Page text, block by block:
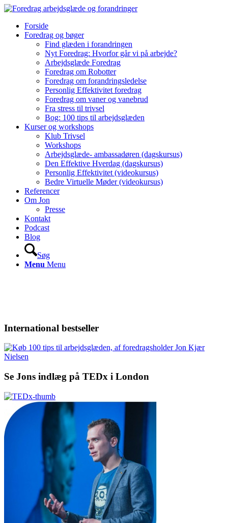
Forside
Foredrag og bøger
Find glæden i forandringen
Nyt Foredrag: Hvorfor går vi på arbejde?
Arbejdsglæde Foredrag
Foredrag om Robotter
Foredrag om forandringsledelse
Personlig Effektivitet foredrag
Foredrag om vaner og vanebrud
Fra stress til trivsel
Bog: 100 tips til arbejdsglæden
Kurser og workshops
Klub Trivsel
Workshops
Arbejdsglæde- ambassadøren (dagskursus)
Den Effektive Hverdag (dagskursus)
Personlig Effektivitet (videokursus)
Bedre Virtuelle Møder (videokursus)
Referencer
Om Jon
Presse
Kontakt
Podcast
Blog
Søg
Menu Menu
International bestseller
Se Jons indlæg på TEDx i London